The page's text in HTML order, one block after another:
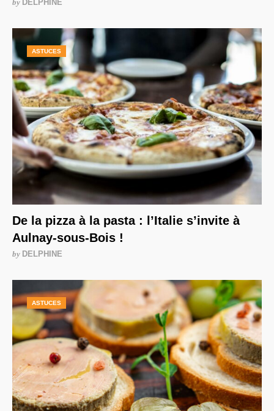
by DELPHINE
ASTUCES
De la pizza à la pasta : l’Italie s’invite à
Aulnay-sous-Bois !
by DELPHINE
ASTUCES